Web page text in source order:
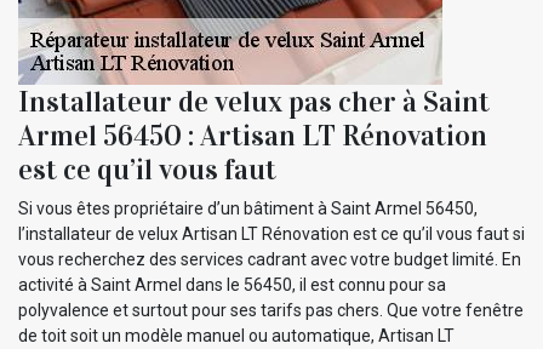
Installateur de velux pas cher à Saint
Armel 56450 : Artisan LT Rénovation
est ce qu’il vous faut
Si vous êtes propriétaire d’un bâtiment à Saint Armel 56450,
l’installateur de velux Artisan LT Rénovation est ce qu’il vous faut si
vous recherchez des services cadrant avec votre budget limité. En
activité à Saint Armel dans le 56450, il est connu pour sa
polyvalence et surtout pour ses tarifs pas chers. Que votre fenêtre
de toit soit un modèle manuel ou automatique, Artisan LT